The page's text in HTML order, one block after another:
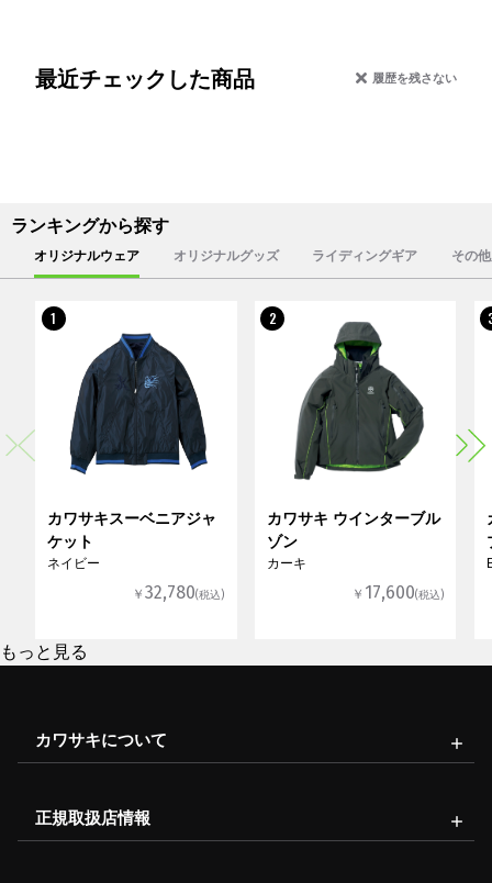
最近チェックした商品 履歴を残さない
ランキングから探す
オリジナルウェア オリジナルグッズ ライディングギア その
1
カワサキスーベニアジャ
ケット
ネイビー
￥32,780(税込)
2
カワサキ ウインターブル
ゾン
カーキ
￥ 17,600(税込)
もっと見る
カワサキについて
正規取扱店情報